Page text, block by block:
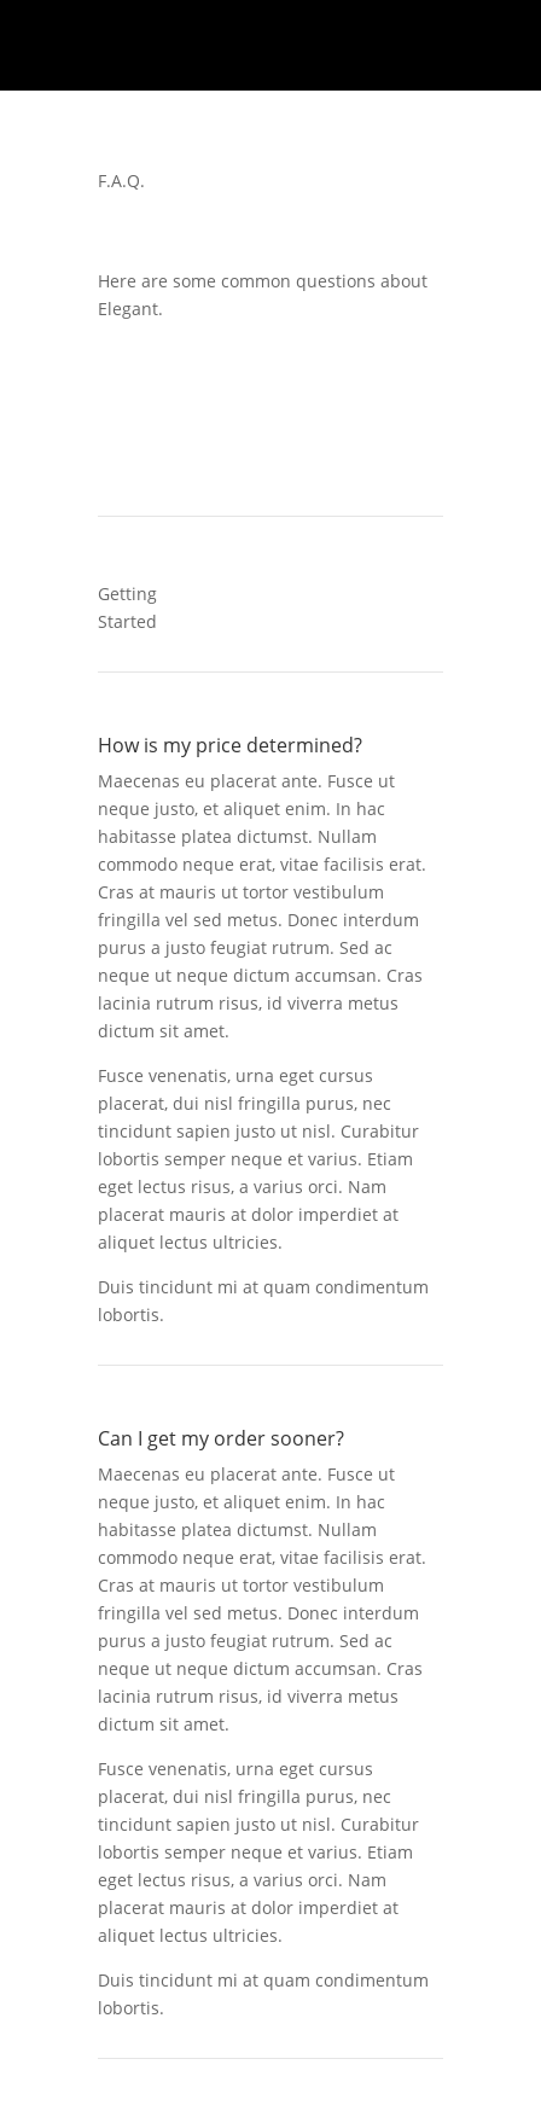
F.A.Q.
Here are some common questions about
Elegant.
Getting
Started
How is my price determined?
Maecenas eu placerat ante. Fusce ut
neque justo, et aliquet enim. In hac
habitasse platea dictumst. Nullam
commodo neque erat, vitae facilisis erat.
Cras at mauris ut tortor vestibulum
fringilla vel sed metus. Donec interdum
purus a justo feugiat rutrum. Sed ac
neque ut neque dictum accumsan. Cras
lacinia rutrum risus, id viverra metus
dictum sit amet.
Fusce venenatis, urna eget cursus
placerat, dui nisl fringilla purus, nec
tincidunt sapien justo ut nisl. Curabitur
lobortis semper neque et varius. Etiam
eget lectus risus, a varius orci. Nam
placerat mauris at dolor imperdiet at
aliquet lectus ultricies.
Duis tincidunt mi at quam condimentum
lobortis.
Can I get my order sooner?
Maecenas eu placerat ante. Fusce ut
neque justo, et aliquet enim. In hac
habitasse platea dictumst. Nullam
commodo neque erat, vitae facilisis erat.
Cras at mauris ut tortor vestibulum
fringilla vel sed metus. Donec interdum
purus a justo feugiat rutrum. Sed ac
neque ut neque dictum accumsan. Cras
lacinia rutrum risus, id viverra metus
dictum sit amet.
Fusce venenatis, urna eget cursus
placerat, dui nisl fringilla purus, nec
tincidunt sapien justo ut nisl. Curabitur
lobortis semper neque et varius. Etiam
eget lectus risus, a varius orci. Nam
placerat mauris at dolor imperdiet at
aliquet lectus ultricies.
Duis tincidunt mi at quam condimentum
lobortis.